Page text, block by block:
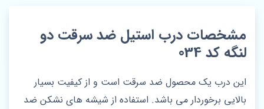
مشخصات درب استیل ضد سرقت دو
لنگه کد 034
این درب یک محصول ضد سرقت است و از کیفیت بسیار
بالایی برخوردار می باشد. استفاده از شیشه های نشکن ضد